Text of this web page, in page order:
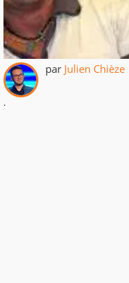
par Julien Chièze
.